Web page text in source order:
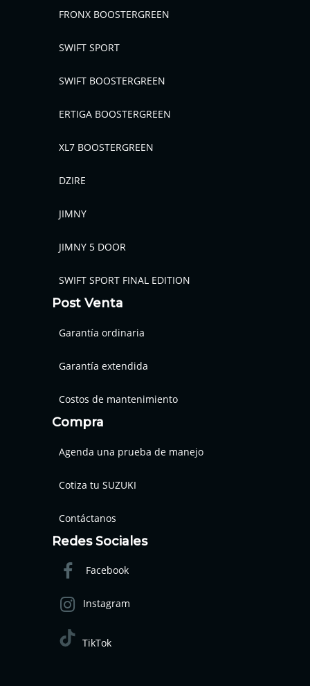
FRONX BOOSTERGREEN
SWIFT SPORT
SWIFT BOOSTERGREEN
ERTIGA BOOSTERGREEN
XL7 BOOSTERGREEN
DZIRE
JIMNY
JIMNY 5 DOOR
SWIFT SPORT FINAL EDITION
Post Venta
Garantía ordinaria
Garantía extendida
Costos de mantenimiento
Compra
Agenda una prueba de manejo
Cotiza tu SUZUKI
Contáctanos
Redes Sociales
Facebook
Instagram
TikTok